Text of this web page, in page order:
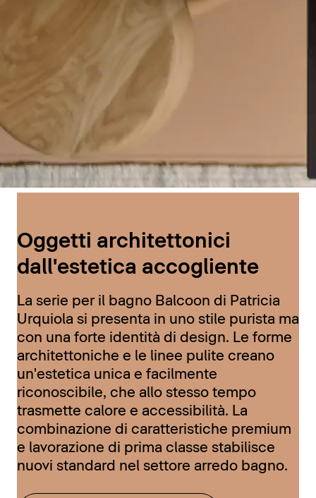
Oggetti architettonici
dall'estetica accogliente
La serie per il bagno Balcoon di Patricia
Urquiola si presenta in uno stile purista ma
con una forte identità di design. Le forme
architettoniche e le linee pulite creano
un'estetica unica e facilmente
riconoscibile, che allo stesso tempo
trasmette calore e accessibilità. La
combinazione di caratteristiche premium
e lavorazione di prima classe stabilisce
nuovi standard nel settore arredo bagno.